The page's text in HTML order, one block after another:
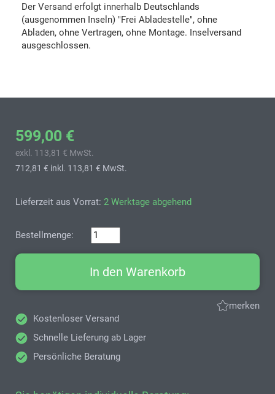
Der Versand erfolgt innerhalb Deutschlands
(ausgenommen Inseln) "Frei Abladestelle", ohne
Abladen, ohne Vertragen, ohne Montage. Inselversand
ausgeschlossen.
599,00 €
exkl. 113,81 € MwSt.
712,81 € inkl. 113,81 € MwSt.
Lieferzeit aus Vorrat: 2 Werktage abgehend
Bestellmenge:
In den Warenkorb
merken
Kostenloser Versand
Schnelle Lieferung ab Lager
Persönliche Beratung